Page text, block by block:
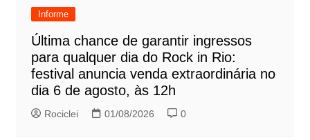
Informe
Última chance de garantir ingressos
para qualquer dia do Rock in Rio:
festival anuncia venda extraordinária no
dia 6 de agosto, às 12h
Rociclei 01/08/2026 0